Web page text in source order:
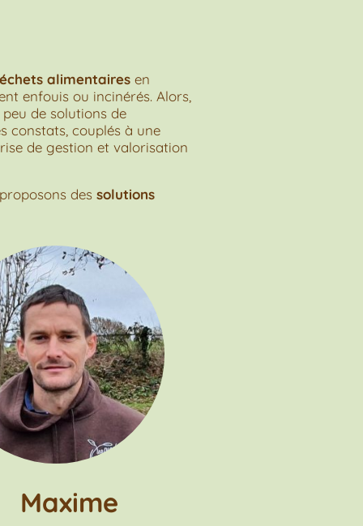
alimentaires en
enfouis ou incinérés. Alors,
de solutions de
constats, couplés à une
de gestion et valorisation
des solutions
Maxime